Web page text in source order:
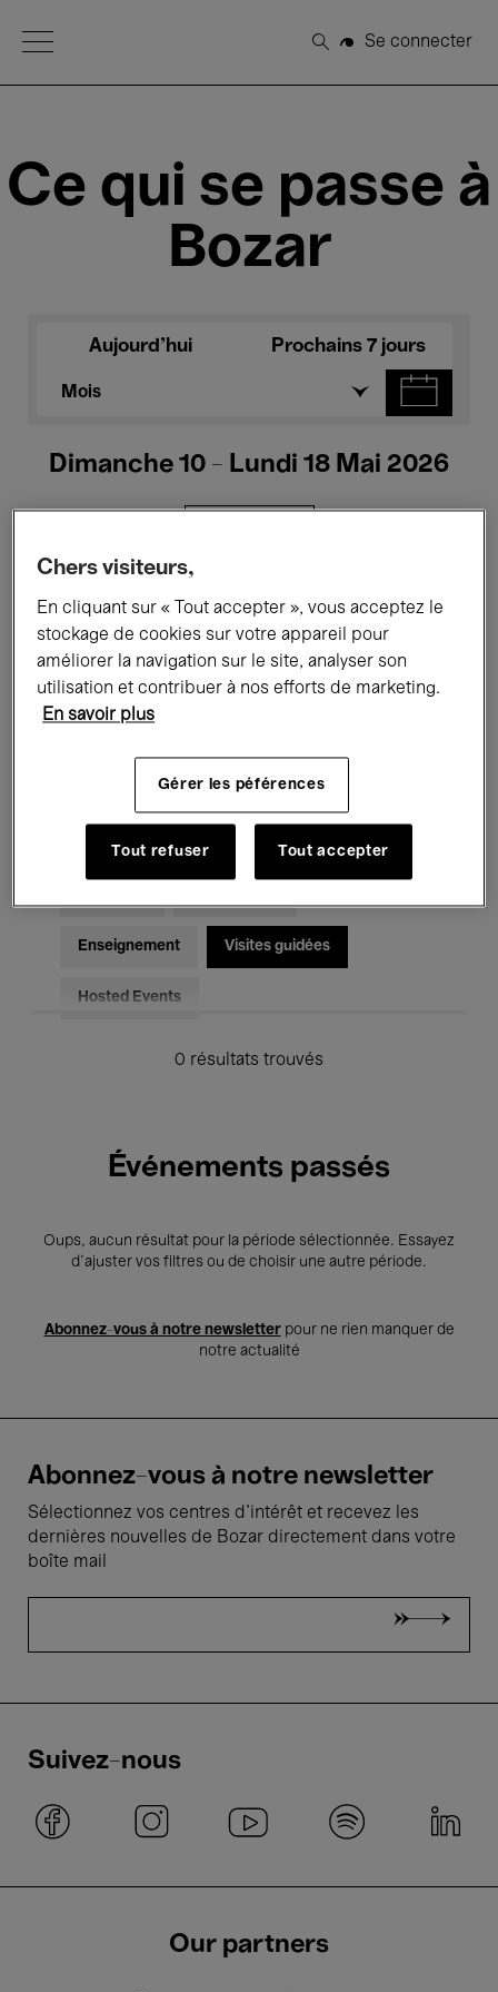
Open Menu
Rechercher
Se connecter
Ce qui se passe à
Bozar
Aujourd'hui Prochains 7 jours
Mois
Dimanche 10 - Lundi 18 Mai 2026
Tous les événements Concerts
Expositions Performances
Rencontres & Débats
Musique classique Global Music
Enseignement Visites guidées
Hosted Events
0 résultats trouvés
Événements passés
Oups, aucun résultat pour la période sélectionnée. Essayez
d’ajuster vos filtres ou de choisir une autre période.
Abonnez-vous à notre newsletterpour ne rien manquer de
notre actualité
Abonnez-vous à notre newsletter
Sélectionnez vos centres d'intérêt et recevez les
dernières nouvelles de Bozar directement dans votre
boîte mail
Suivez-nous
Our partners
Chers visiteurs,
En cliquant sur « Tout accepter », vous acceptez le
stockage de cookies sur votre appareil pour
améliorer la navigation sur le site, analyser son
utilisation et contribuer à nos efforts de marketing.
En savoir plus
Gérer les péférences
Tout refuser Tout accepter